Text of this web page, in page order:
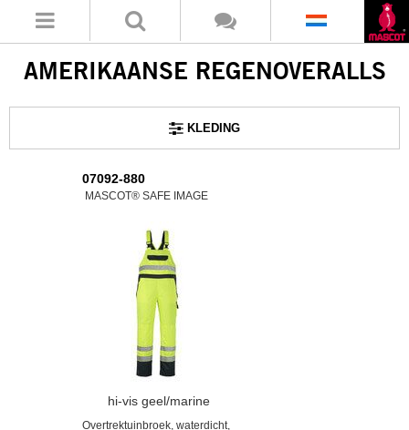
AMERIKAANSE REGENOVERALLS
KLEDING
07092-880
MASCOT® SAFE IMAGE
hi-vis geel/marine
Overtrektuinbroek, waterdicht,